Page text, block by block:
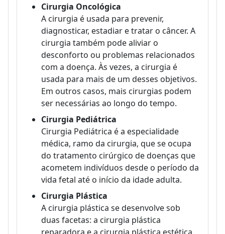
Cirurgia Oncológica
A cirurgia é usada para prevenir,
diagnosticar, estadiar e tratar o câncer. A
cirurgia também pode aliviar o
desconforto ou problemas relacionados
com a doença. Às vezes, a cirurgia é
usada para mais de um desses objetivos.
Em outros casos, mais cirurgias podem
ser necessárias ao longo do tempo.
Cirurgia Pediátrica
Cirurgia Pediátrica é a especialidade
médica, ramo da cirurgia, que se ocupa
do tratamento cirúrgico de doenças que
acometem indivíduos desde o período da
vida fetal até o início da idade adulta.
Cirurgia Plástica
A cirurgia plástica se desenvolve sob
duas facetas: a cirurgia plástica